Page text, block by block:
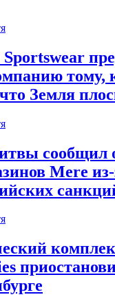
тому,
Земля
сообщил
Mere из-